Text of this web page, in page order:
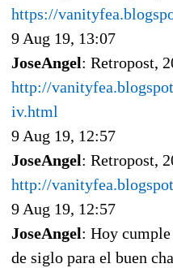
https://
9 Aug 19, 13:07
JoseAngel: Retropost,
http://
iv.html
9 Aug 19, 12:57
JoseAngel: Retropost,
http://
9 Aug 19, 12:57
JoseAngel: Hoy
de siglo para el buen